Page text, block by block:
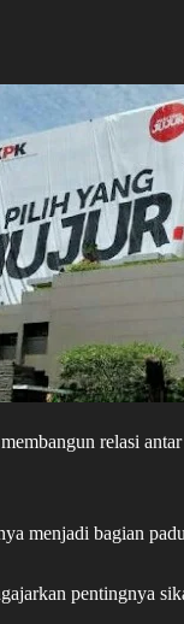
relasi
menjadi bagian
pentingnya